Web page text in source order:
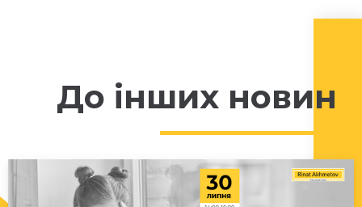
До інших новин